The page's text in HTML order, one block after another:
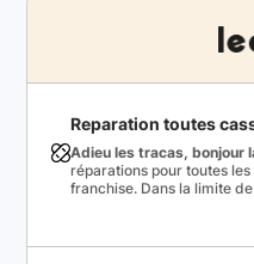
Reparation toutes
Adieu les tracas, bonjour
réparations pour toutes
franchise. Dans la limite